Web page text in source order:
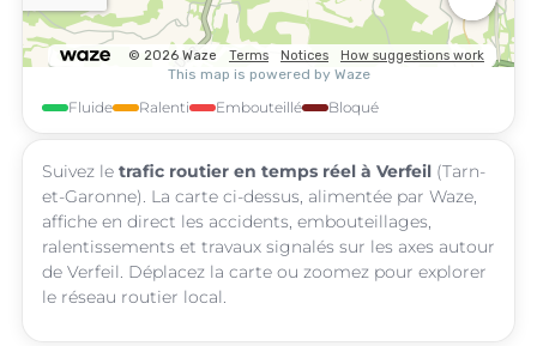
Fluide Ralenti Embouteillé Bloqué
Suivez le trafic routier en temps réel à Verfeil (Tarn-
et-Garonne). La carte ci-dessus, alimentée par Waze,
affiche en direct les accidents, embouteillages,
ralentissements et travaux signalés sur les axes autour
de Verfeil. Déplacez la carte ou zoomez pour explorer
le réseau routier local.